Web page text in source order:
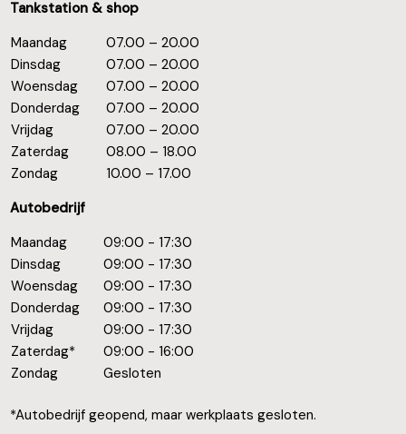
Tankstation & shop
Maandag
07.00 – 20.00
Dinsdag
07.00 – 20.00
Woensdag
07.00 – 20.00
Donderdag
07.00 – 20.00
Vrijdag
07.00 – 20.00
Zaterdag
08.00 – 18.00
Zondag
10.00 – 17.00
Autobedrijf
Maandag
09:00 - 17:30
Dinsdag
09:00 - 17:30
Woensdag
09:00 - 17:30
Donderdag
09:00 - 17:30
Vrijdag
09:00 - 17:30
Zaterdag*
09:00 - 16:00
Zondag
Gesloten
*Autobedrijf geopend, maar werkplaats gesloten.